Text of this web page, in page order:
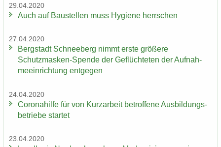
29.04.2020
Auch auf Bau­stel­len muss Hy­gie­ne herr­schen
27.04.2020
Berg­stadt Schnee­berg nimmt erste grö­ße­re
Schutzmasken-​Spende der Ge­flüch­te­ten der Auf­nah­
me­ein­rich­tung ent­ge­gen
24.04.2020
Co­ro­na­hil­fe für von Kurz­ar­beit be­trof­fe­ne Aus­bil­dungs­
be­trie­be star­tet
23.04.2020